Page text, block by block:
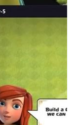
권한 철회가 불
003 호
19:00)